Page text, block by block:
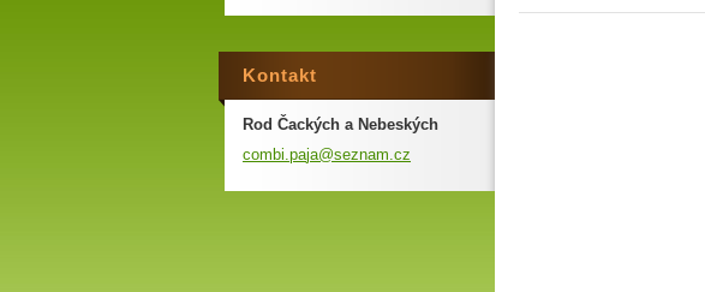
Kontakt
Rod Čackých a Nebeských
combi.paja@seznam.cz